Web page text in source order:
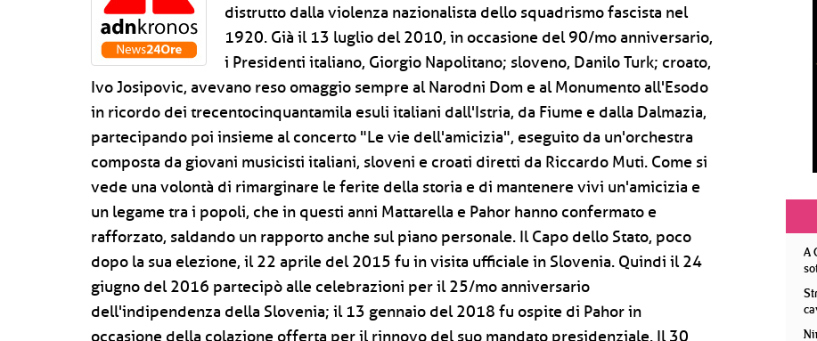
distrutto dalla violenza nazionalista dello squadrismo fascista nel
1920. Già il 13 luglio del 2010, in occasione del 90/mo anniversario,
i Presidenti italiano, Giorgio Napolitano; sloveno, Danilo Turk; croato,
Ivo Josipovic, avevano reso omaggio sempre al Narodni Dom e al Monumento all'Esodo
in ricordo dei trecentocinquantamila esuli italiani dall'Istria, da Fiume e dalla Dalmazia,
partecipando poi insieme al concerto "Le vie dell'amicizia", eseguito da un'orchestra
composta da giovani musicisti italiani, sloveni e croati diretti da Riccardo Muti. Come si
vede una volontà di rimarginare le ferite della storia e di mantenere vivi un'amicizia e
un legame tra i popoli, che in questi anni Mattarella e Pahor hanno confermato e
rafforzato, saldando un rapporto anche sul piano personale. Il Capo dello Stato, poco
dopo la sua elezione, il 22 aprile del 2015 fu in visita ufficiale in Slovenia. Quindi il 24
giugno del 2016 partecipò alle celebrazioni per il 25/mo anniversario
dell'indipendenza della Slovenia; il 13 gennaio del 2018 fu ospite di Pahor in
occasione della colazione offerta per il rinnovo del suo mandato presidenziale. Il 30
A